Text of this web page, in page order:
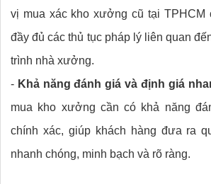
vị mua xác kho xưởng cũ tại TPHCM
đầy đủ các thủ tục pháp lý liên quan
trình nhà xưởng.
- Khả năng đánh giá và định giá
mua kho xưởng cần có khả năng
chính xác, giúp khách hàng đưa ra
nhanh chóng, minh bạch và rõ ràng.